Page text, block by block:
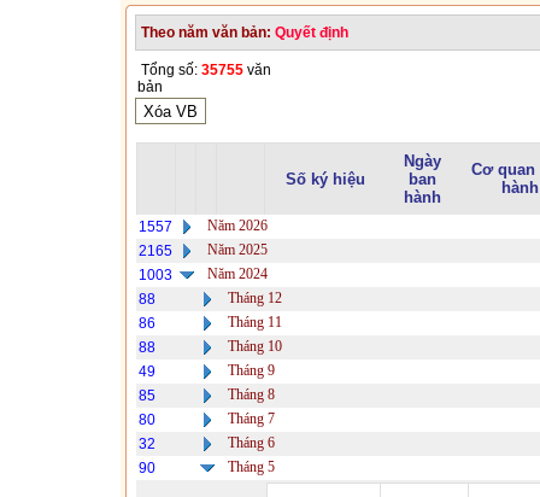
Theo năm văn bản: Quyết định
Tổng số: 35755 văn
bản
Số ký hiệu
Ngày
ban
hành
Cơ quan
hành
1557
Năm 2026
2165
Năm 2025
1003
Năm 2024
88
Tháng 12
86
Tháng 11
88
Tháng 10
49
Tháng 9
85
Tháng 8
80
Tháng 7
32
Tháng 6
90
Tháng 5